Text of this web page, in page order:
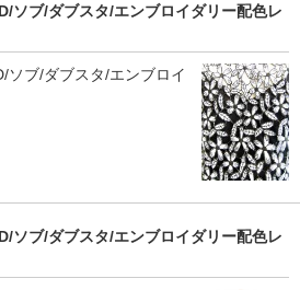
ソブ/ダブスタ/エンブロイダリー配色レ
ソブ/ダブスタ/エンブロイ
ソブ/ダブスタ/エンブロイダリー配色レ